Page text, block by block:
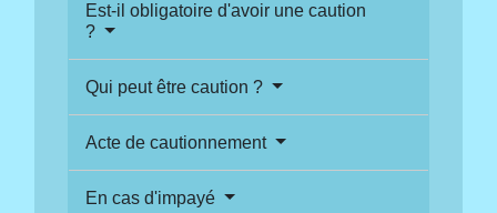
Est-il obligatoire d'avoir une caution
?
Qui peut être caution ?
Acte de cautionnement
En cas d'impayé